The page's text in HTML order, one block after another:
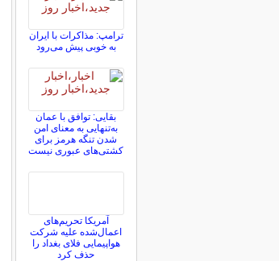
ترامپ: مذاکرات با ایران
به خوبی پیش می‌رود
بقایی: توافق با عمان
به‌تنهایی به معنای امن
شدن تنگه هرمز برای
کشتی‌های عبوری نیست
آمریکا تحریم‌های
اعمال‌شده علیه شرکت
هواپیمایی فلای بغداد را
حذف کرد